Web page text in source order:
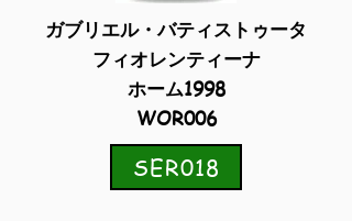
ガブリエル・バティストゥータ
フィオレンティーナ
ホーム1998
WOR006
SER018